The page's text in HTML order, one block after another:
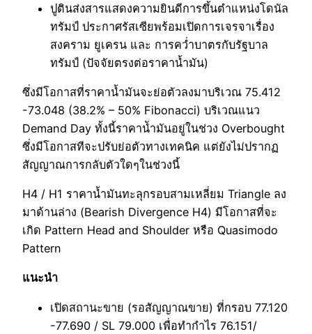
ปูตินส่งสารแสดงความยินดีการขึ้นตำแหน่งโดนัล
ทรัมป์ ประกาศรัสเซียพร้อมเปิดการเจรจาเรื่อง
สงคราม ยูเครน และ การคว่ำบาตรกับรัฐบาล
ทรัมป์ (ปัจจัยตรงต่อราคาน้ำมัน)
ซึ่งมีโอกาสที่ราคาน้ำมันจะย่อตัวลงมาบริเวณ 75.412
-73.048 (38.2% – 50% Fibonacci) บริเวณแนว
Demand Day ทั้งนี้ราคานัำมันอยู่ในช่วง Overbought
ซึ่งมีโอกาสทีจะปรับย่อตัวทางเทคนิค แต่ยังไม่ปรากฏ
สัญญาณการกลับตัวใดๆในช่วงนี้
H4 / H1 ราคาน้ำมันทะลุกรอบสามเหลี่ยม Triangle ลง
มาด้านล่าง (Bearish Divergence H4) มีโอกาสที่จะ
เกิด Pattern Head and Shoulder หรือ Quasimodo
Pattern
แนะนำ
เปิดสถานะขาย (รอสัญญาณขาย) ที่กรอบ 77.120
-77.690 / SL 79.000 เพื่อทำกำไร 76.151/